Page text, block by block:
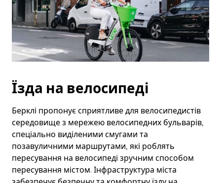
Їзда на велосипеді
Берклі пропонує сприятливе для велосипедистів
середовище з мережею велосипедних бульварів,
спеціально виділеними смугами та
позавуличними маршрутами, які роблять
пересування на велосипеді зручним способом
пересування містом. Інфраструктура міста